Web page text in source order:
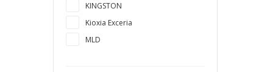
KINGSTON
Kioxia Exceria
MLD